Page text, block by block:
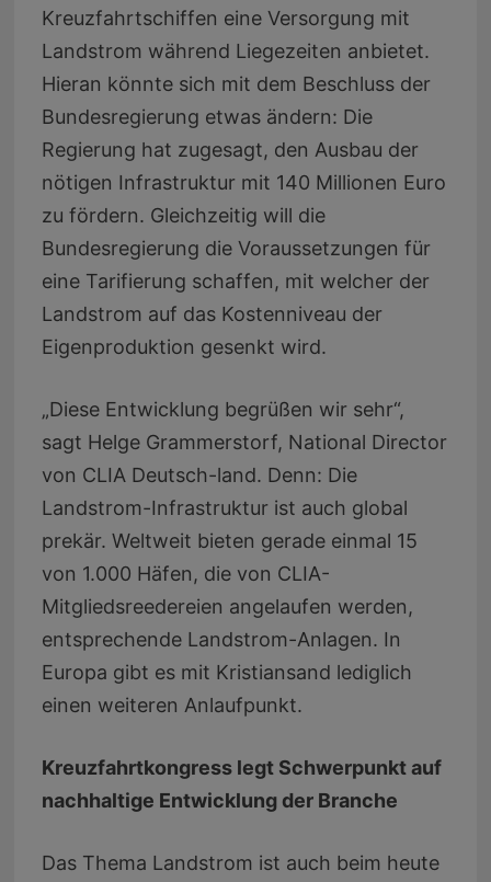
Kreuzfahrtschiffen eine Versorgung mit
Landstrom während Liegezeiten anbietet.
Hieran könnte sich mit dem Beschluss der
Bundesregierung etwas ändern: Die
Regierung hat zugesagt, den Ausbau der
nötigen Infrastruktur mit 140 Millionen Euro
zu fördern. Gleichzeitig will die
Bundesregierung die Voraussetzungen für
eine Tarifierung schaffen, mit welcher der
Landstrom auf das Kostenniveau der
Eigenproduktion gesenkt wird.
„Diese Entwicklung begrüßen wir sehr“,
sagt Helge Grammerstorf, National Director
von CLIA Deutsch-land. Denn: Die
Landstrom-Infrastruktur ist auch global
prekär. Weltweit bieten gerade einmal 15
von 1.000 Häfen, die von CLIA-
Mitgliedsreedereien angelaufen werden,
entsprechende Landstrom-Anlagen. In
Europa gibt es mit Kristiansand lediglich
einen weiteren Anlaufpunkt.
Kreuzfahrtkongress legt Schwerpunkt auf
nachhaltige Entwicklung der Branche
Das Thema Landstrom ist auch beim heute